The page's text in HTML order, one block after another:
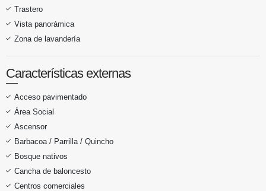
Trastero
Vista panorámica
Zona de lavandería
Características externas
Acceso pavimentado
Área Social
Ascensor
Barbacoa / Parrilla / Quincho
Bosque nativos
Cancha de baloncesto
Centros comerciales